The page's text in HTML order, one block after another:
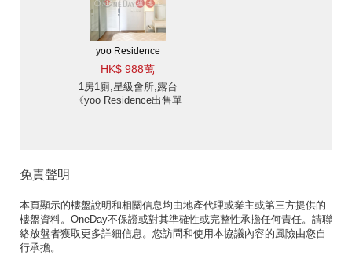
yoo Residence
HK$ 988萬
1房1廁,星級會所,露台
《yoo Residence出售單
免責聲明
本頁顯示的樓盤說明和相關信息均由地產代理或業主或第三方提供的
樓盤資料。OneDay不保證或對其準確性或完整性承擔任何責任。請聯
絡放盤者獲取更多詳細信息。您訪問和使用本協議內容的風險由您自
行承擔。